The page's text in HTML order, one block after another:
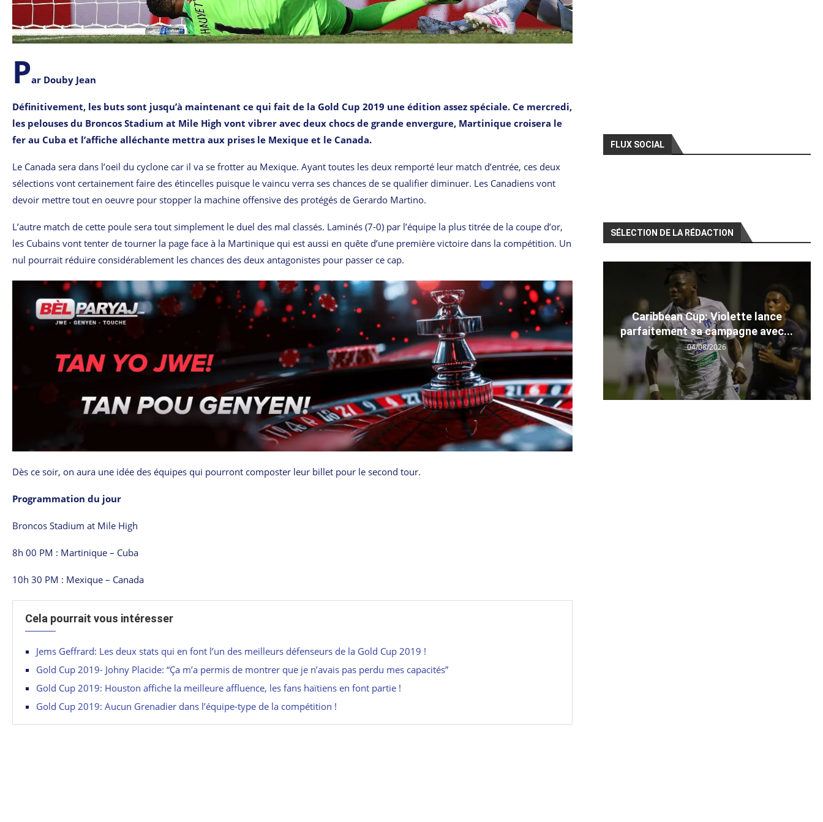
Par Douby Jean
Définitivement, les buts sont jusqu’à maintenant ce qui fait de la Gold Cup 2019 une édition assez spéciale. Ce mercredi,
les pelouses du Broncos Stadium at Mile High vont vibrer avec deux chocs de grande envergure, Martinique croisera le
fer au Cuba et l’affiche alléchante mettra aux prises le Mexique et le Canada.
Le Canada sera dans l’oeil du cyclone car il va se frotter au Mexique. Ayant toutes les deux remporté leur match d’entrée, ces deux
sélections vont certainement faire des étincelles puisque le vaincu verra ses chances de se qualifier diminuer. Les Canadiens vont
devoir mettre tout en oeuvre pour stopper la machine offensive des protégés de Gerardo Martino.
L’autre match de cette poule sera tout simplement le duel des mal classés. Laminés (7-0) par l’équipe la plus titrée de la coupe d’or,
les Cubains vont tenter de tourner la page face à la Martinique qui est aussi en quête d’une première victoire dans la compétition. Un
nul pourrait réduire considérablement les chances des deux antagonistes pour passer ce cap.
Dès ce soir, on aura une idée des équipes qui pourront composter leur billet pour le second tour.
Programmation du jour
Broncos Stadium at Mile High
8h 00 PM : Martinique – Cuba
10h 30 PM : Mexique – Canada
Cela pourrait vous intéresser
Jems Geffrard: Les deux stats qui en font l’un des meilleurs défenseurs de la Gold Cup 2019 !
Gold Cup 2019- Johny Placide: “Ça m’a permis de montrer que je n’avais pas perdu mes capacités”
Gold Cup 2019: Houston affiche la meilleure affluence, les fans haïtiens en font partie !
Gold Cup 2019: Aucun Grenadier dans l’équipe-type de la compétition !
FLUX SOCIAL
SÉLECTION DE LA RÉDACTION
Caribbean Cup: Violette lance
parfaitement sa campagne avec...
04/08/2026